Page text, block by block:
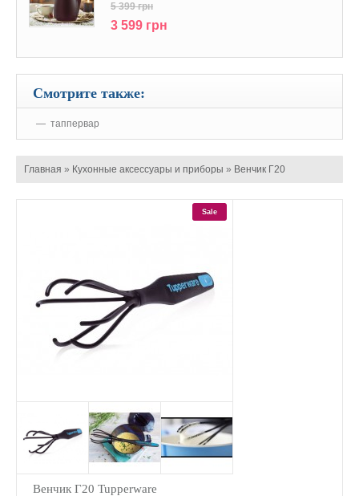
5 399 грн
3 599 грн
Смотрите также:
таппервар
Главная » Кухонные аксессуары и приборы » Венчик Г20
Sale
Венчик Г20 Tupperware